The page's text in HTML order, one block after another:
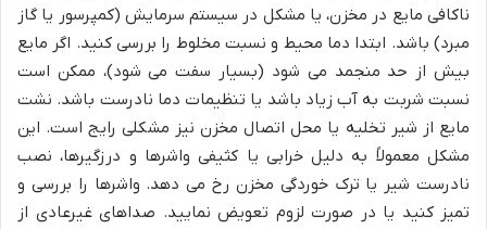
ناکافی مایع در مخزن، یا مشکل در سیستم سرمایش (کمپرسور یا گاز
مبرد) باشد. ابتدا دما محیط و نسبت مخلوط را بررسی کنید. اگر مایع
بیش از حد منجمد می شود (بسیار سفت می شود)، ممکن است
نسبت شربت به آب زیاد باشد یا تنظیمات دما نادرست باشد. نشت
مایع از شیر تخلیه یا محل اتصال مخزن نیز مشکلی رایج است. این
مشکل معمولاً به دلیل خرابی یا کثیفی واشرها و درزگیرها، نصب
نادرست شیر یا ترک خوردگی مخزن رخ می دهد. واشرها را بررسی و
تمیز کنید یا در صورت لزوم تعویض نمایید. صداهای غیرعادی از